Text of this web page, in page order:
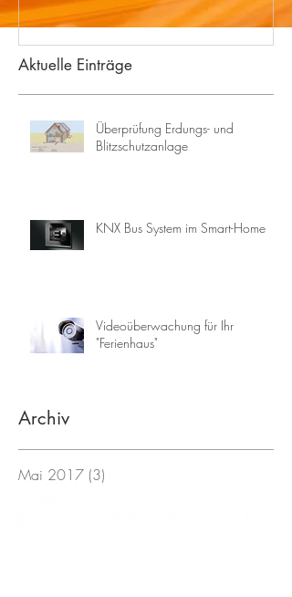
Aktuelle Einträge
Überprüfung Erdungs- und
Blitzschutzanlage
KNX Bus System im Smart-Home
Videoüberwachung für Ihr
"Ferienhaus"
Archiv
Mai 2017 (3)